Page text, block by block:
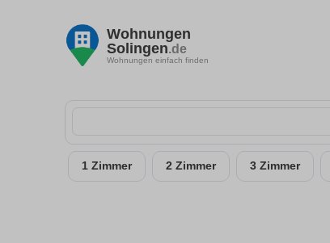
Wohnungen
Solingen.de
Wohnungen einfach finden
1 Zimmer 2 Zimmer 3 Zimmer